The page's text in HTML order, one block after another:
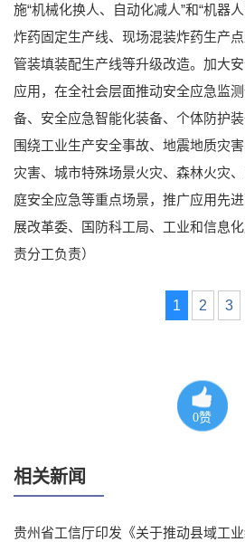
施“机械化换人、自动化减人”和“机器
炸药固定生产线、现场混装炸药生产
管装填装配生产线等升级改造。加大
应用，在全社会层面推动安全应急监
备、安全应急智能化装备、个体防护装
围绕工业生产安全事故、地震地质灾
灾害、城市特殊场景火灾、森林火灾
庭安全应急等重点场景，推广应用先
展改革委、国防科工局、工业和信息
责分工负责）
1 2 3
0赞
相关新闻
贵州省工信厅印发《关于推动县域工